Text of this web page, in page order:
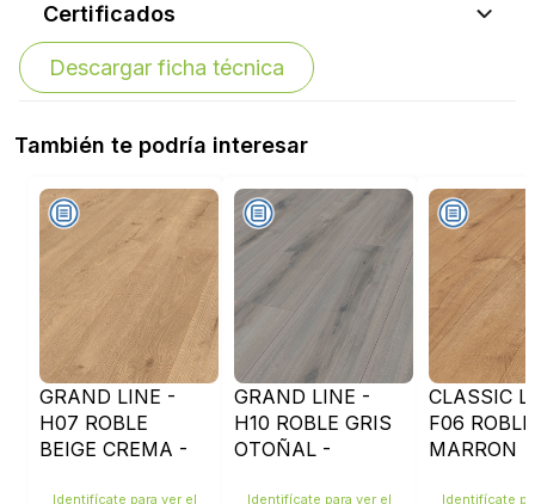
Certificados
Descargar ficha técnica
También te podría interesar
GRAND LINE -
H07 ROBLE
BEIGE CREMA -
Identifícate para ver el
GRAND LINE -
H10 ROBLE GRIS
OTOÑAL -
Identifícate para ver el
CLASSIC
F06 ROBLE
MARRON
Identifícate